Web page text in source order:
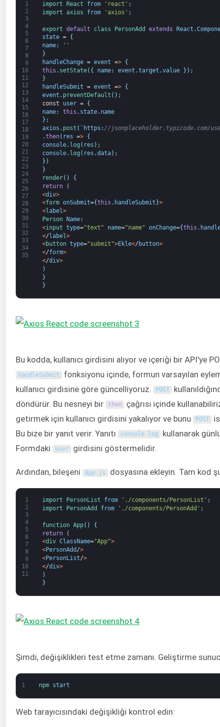
1
2
3
4
5
6
7
8
9
10
11
12
13
14
15
16
17
18
19
20
21
22
23
24
25
26
27
28
29
30
31
32
33
34
35
import React from 'react' ;
import axios from 'axios' ;
export default class PersonAdd extends React .
state =
{
name:
''
}
handleChange = event =>
{
this . setState( { name: event .target .value } ) ;
}
handleSubmit = event =>
{
event . preventDefault ( ) ;
const
user =
{
name: this . state. name
} ;
axios . post ( ` https : //jsonplaceholder.typicode.com/
.then( res =>
{
console. log ( res ) ;
console. log ( res .data) ;
} )
}
render( )
{
return
(
<div>
<form onSubmit={this . handleSubmit }>
<label>
Person
Name:
<input type="text" name="name" onChange={this .
</label >
<button type="submit">Ekle</ button>
</form>
</div>
)
}
}
Bu kodda, kullanıcı girdisini alıyor ve içeriği bir API'ye
handleSubmit fonksiyonu içinde, formun varsayılan
kullanıcı girdisine göre güncelliyoruz.
POST
döndürür. Bu nesneyi bir
then çağrısı içinde
getirmek için kullanıcı girdisini yakalıyor ve bunu
POST
Bu bize bir yanıt verir. Yanıtı
console. log kullanarak
Formdaki
user girdisini göstermelidir.
Ardından, bileşeni App. js dosyasına ekleyin. Tam kod
1
2
3
4
5
6
7
8
9
10
11
import PersonList from './components/PersonList' ;
import
PersonAdd from './components/PersonAdd' ;
function App( )
{
return
(
<div ClassName="App">
<PersonAdd />
<PersonList/>
</div>
)
}
Şimdi, değişiklikleri test etme zamanı. Geliştirme
1 npm start
Web tarayıcısındaki değişikliği kontrol edin: